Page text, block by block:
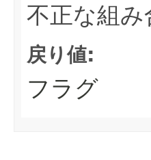
不正な組
戻り値:
フラグ